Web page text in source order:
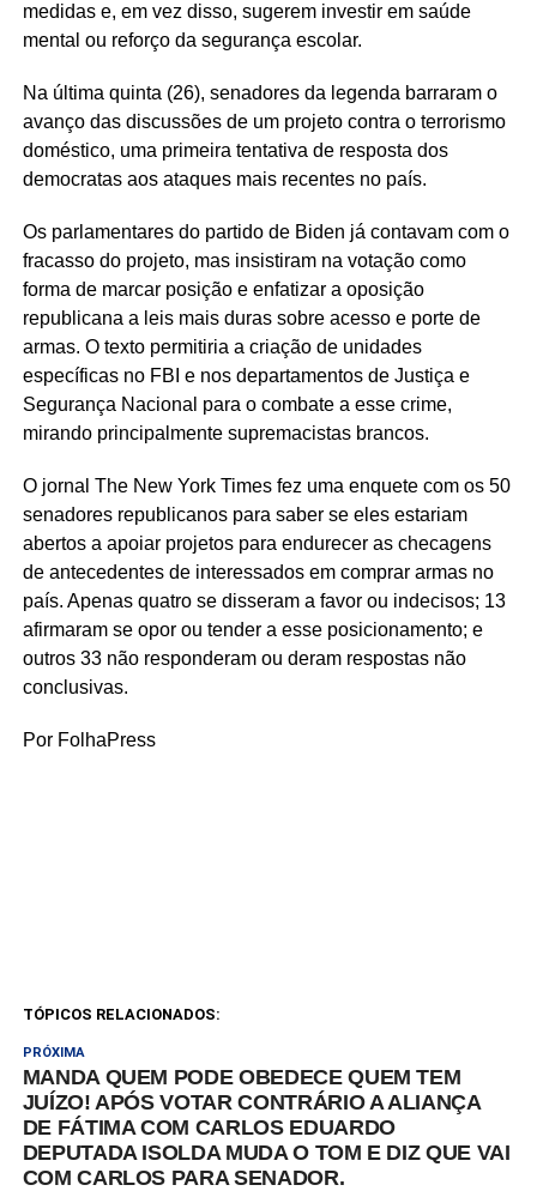
medidas e, em vez disso, sugerem investir em saúde
mental ou reforço da segurança escolar.
Na última quinta (26), senadores da legenda barraram o
avanço das discussões de um projeto contra o terrorismo
doméstico, uma primeira tentativa de resposta dos
democratas aos ataques mais recentes no país.
Os parlamentares do partido de Biden já contavam com o
fracasso do projeto, mas insistiram na votação como
forma de marcar posição e enfatizar a oposição
republicana a leis mais duras sobre acesso e porte de
armas. O texto permitiria a criação de unidades
específicas no FBI e nos departamentos de Justiça e
Segurança Nacional para o combate a esse crime,
mirando principalmente supremacistas brancos.
O jornal The New York Times fez uma enquete com os 50
senadores republicanos para saber se eles estariam
abertos a apoiar projetos para endurecer as checagens
de antecedentes de interessados em comprar armas no
país. Apenas quatro se disseram a favor ou indecisos; 13
afirmaram se opor ou tender a esse posicionamento; e
outros 33 não responderam ou deram respostas não
conclusivas.
Por FolhaPress
TÓPICOS RELACIONADOS:
PRÓXIMA
MANDA QUEM PODE OBEDECE QUEM TEM
JUÍZO! APÓS VOTAR CONTRÁRIO A ALIANÇA
DE FÁTIMA COM CARLOS EDUARDO
DEPUTADA ISOLDA MUDA O TOM E DIZ QUE VAI
COM CARLOS PARA SENADOR.